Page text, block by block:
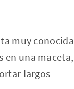
muy conocida
en una maceta,
largos